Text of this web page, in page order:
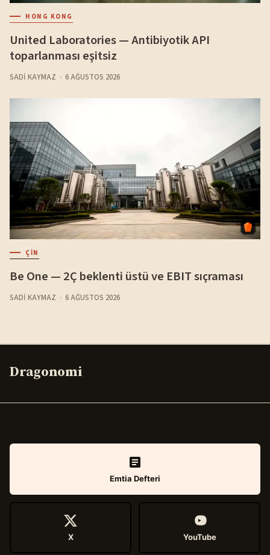
HONG KONG
United Laboratories — Antibiyotik API
toparlanması eşitsiz
SADI KAYMAZ 6 AĞUSTOS 2026
ÇIN
Be One — 2Ç beklenti üstü ve EBIT sıçraması
SADI KAYMAZ 6 AĞUSTOS 2026
Dragonomi
Emtia Defteri
X YouTube